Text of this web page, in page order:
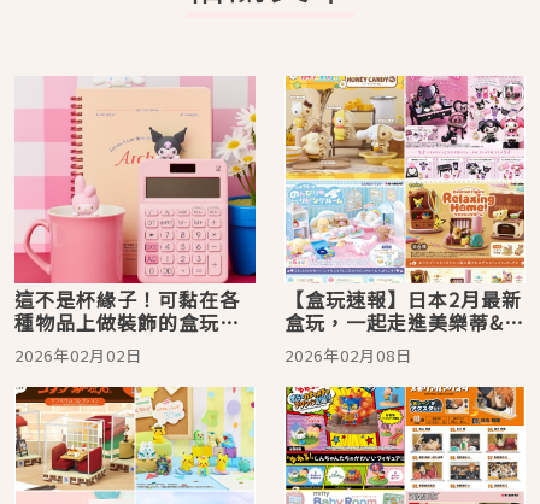
這不是杯緣子！可黏在各
種物品上做裝飾的盒玩公
仔「HIPPERS」
2026年02月02日
【盒玩速報】日本2月最新
盒玩，一起走進美樂蒂&酷
洛米的夢幻化妝間
2026年02月08日